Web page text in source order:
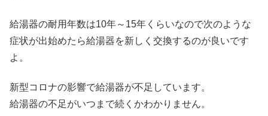
給湯器の耐用年数は10年～15年くらいなので次のような
症状が出始めたら給湯器を新しく交換するのが良いです
よ。
新型コロナの影響で給湯器が不足しています。
給湯器の不足がいつまで続くかわかりません。